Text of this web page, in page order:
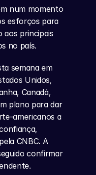
num momento
esforços para
aos principais
no país.
semana em
Unidos,
Canadá,
plano para dar
americanos a
CNBC. A
confirmar